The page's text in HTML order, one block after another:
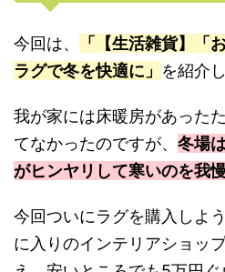
今回は、
「【生活雑貨】「
ラグで冬を快適に」 を紹介
我が家には床暖房があった
てなかったのですが、 冬場
がヒンヤリして寒いのを我慢
今回ついにラグを購入しよ
に入りのインテリアショッ